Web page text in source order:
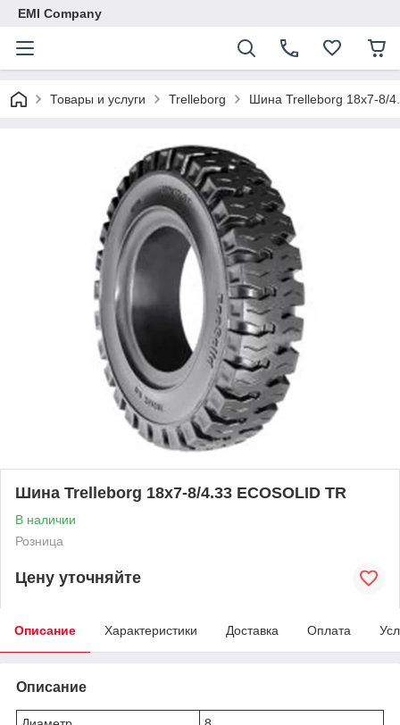
EMI Company
Товары и услуги Trelleborg Шина Trelleborg 18х7-8/
Шина Trelleborg 18х7-8/4.33 ECOSOLID TR
В наличии
Розница
Цену уточняйте
Описание Характеристики Доставка Оплата
Описание